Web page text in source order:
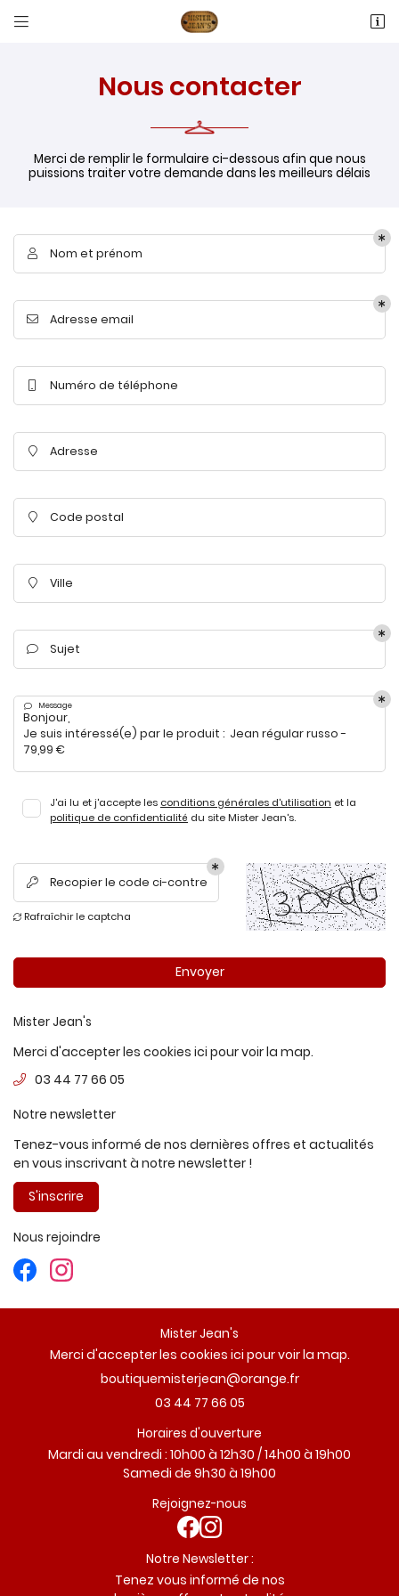

ACCUEIL
UNIVERS
À PORTER
ACTUALITÉS
CONTACT

Rejoignez-
03 44 77 66 05
 Adresse email de réception
 Recopier le code ci-contre
Inscription
Nous contacter
Merci de remplir le formulaire ci-dessous afin que nous
puissions traiter votre demande dans les meilleurs délais
 Nom et prénom
 Adresse email
Numéro de téléphone
 Adresse
 Code postal
 Ville
 Sujet
 Message
J'ai lu et j'accepte les conditions générales d'utilisation et la
politique de confidentialité du siteMister Jean's.
 Recopier le code ci-contre
 Rafraîchir le captcha
Envoyer
Mister Jean's
Merci d'accepter les cookies ici pour voir la map.
03 44 77 66 05
Notre newsletter
Tenez-vous informé de nos dernières offres et actualités
en vous inscrivant à notre newsletter !
S'inscrire
Nous rejoindre
Mister Jean's
Merci d'accepter les cookies ici pour voir la map.
03 44 77 66 05
Horaires d'ouverture
Mardi au vendredi : 10h00 à 12h30 / 14h00 à 19h00
Samedi de 9h30 à 19h00
Rejoignez-nous
Notre Newsletter :
Tenez vous informé de nos